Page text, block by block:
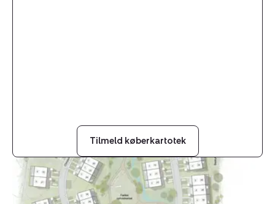
Tilmeld køberkartotek
Helårsgrund:
Kristian
Appels